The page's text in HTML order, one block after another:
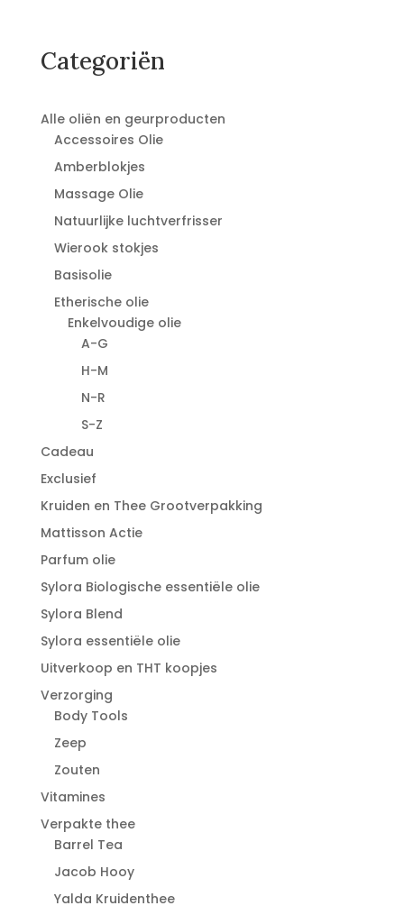
€4,95.
Categoriën
Alle oliën en geurproducten
Accessoires Olie
Amberblokjes
Massage Olie
Natuurlijke luchtverfrisser
Wierook stokjes
Basisolie
Etherische olie
Enkelvoudige olie
A-G
H-M
N-R
S-Z
Cadeau
Exclusief
Kruiden en Thee Grootverpakking
Mattisson Actie
Parfum olie
Sylora Biologische essentiële olie
Sylora Blend
Sylora essentiële olie
Uitverkoop en THT koopjes
Verzorging
Body Tools
Zeep
Zouten
Vitamines
Verpakte thee
Barrel Tea
Jacob Hooy
Yalda Kruidenthee